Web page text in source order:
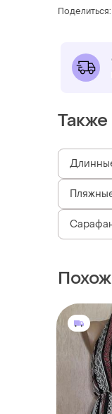
Поделиться: